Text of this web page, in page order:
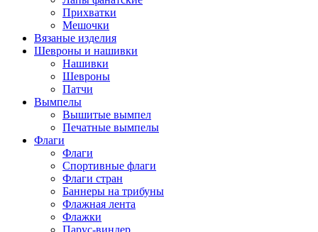
Прихватки
Мешочки
Вязаные изделия
Шевроны и нашивки
Нашивки
Шевроны
Патчи
Вымпелы
Вышитые вымпел
Печатные вымпелы
Флаги
Флаги
Спортивные флаги
Флаги стран
Баннеры на трибуны
Флажная лента
Флажки
Парус-виндер